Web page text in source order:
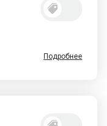
Подробнее